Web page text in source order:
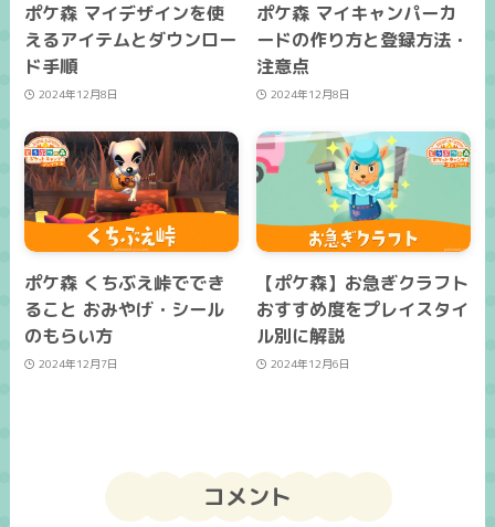
ポケ森 マイデザインを使
えるアイテムとダウンロー
ド手順
2024年12月8日
ポケ森 マイキャンパーカ
ードの作り方と登録方法・
注意点
2024年12月8日
ポケ森 くちぶえ峠ででき
ること おみやげ・シール
のもらい方
2024年12月7日
【ポケ森】お急ぎクラフト
おすすめ度をプレイスタイ
ル別に解説
2024年12月6日
コメント